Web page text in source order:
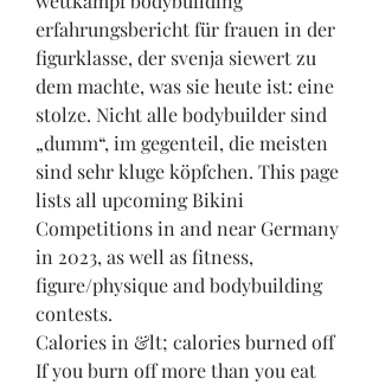
erfahrungsbericht für frauen in der
figurklasse, der svenja siewert zu
dem machte, was sie heute ist: eine
stolze. Nicht alle bodybuilder sind
„dumm“, im gegenteil, die meisten
sind sehr kluge köpfchen. This page
lists all upcoming Bikini
Competitions in and near Germany
in 2023, as well as fitness,
figure/physique and bodybuilding
contests.
Calories in &lt; calories burned off
If you burn off more than you eat